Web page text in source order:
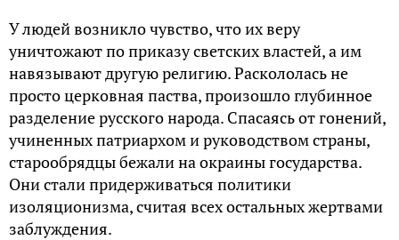
У людей возникло чувство, что их веру
уничтожают по приказу светских властей, а им
навязывают другую религию. Раскололась не
просто церковная паства, произошло глубинное
разделение русского народа. Спасаясь от гонений,
учиненных патриархом и руководством страны,
старообрядцы бежали на окраины государства.
Они стали придерживаться политики
изоляционизма, считая всех остальных жертвами
заблуждения.